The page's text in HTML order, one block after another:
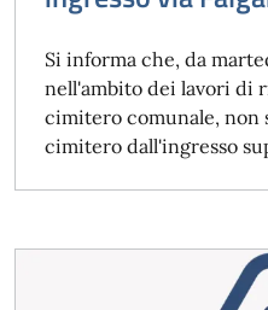
Si informa che, da
nell'ambito dei lavori di
cimitero comunale, non
cimitero dall'ingresso